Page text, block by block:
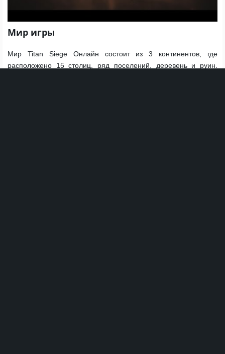
Мир игры
Мир Titan Siege Онлайн состоит из 3 континентов, где
расположено 15 столиц, ряд поселений, деревень и руин.